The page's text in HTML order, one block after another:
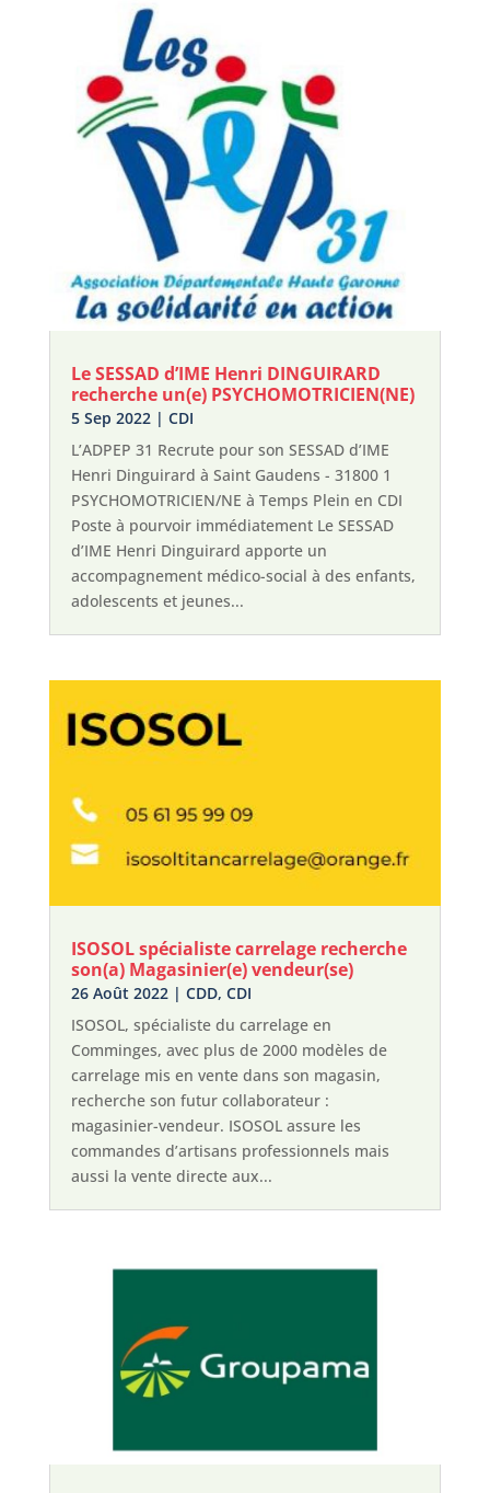
Le SESSAD d’IME Henri DINGUIRARD
recherche un(e) PSYCHOMOTRICIEN(NE)
5 Sep 2022| CDI
L’ADPEP 31 Recrute pour son SESSAD d’IME
Henri Dinguirard à Saint Gaudens - 31800 1
PSYCHOMOTRICIEN/NE à Temps Plein en CDI
Poste à pourvoir immédiatement Le SESSAD
d’IME Henri Dinguirard apporte un
accompagnement médico-social à des enfants,
adolescents et jeunes...
ISOSOL spécialiste carrelage recherche
son(a) Magasinier(e) vendeur(se)
26 Août 2022| CDD, CDI
ISOSOL, spécialiste du carrelage en
Comminges, avec plus de 2000 modèles de
carrelage mis en vente dans son magasin,
recherche son futur collaborateur :
magasinier-vendeur. ISOSOL assure les
commandes d’artisans professionnels mais
aussi la vente directe aux...